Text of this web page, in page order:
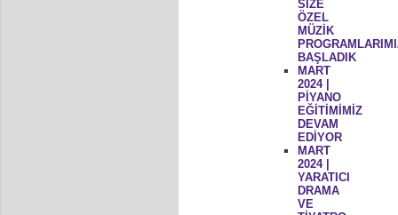
SİZE
ÖZEL
MÜZİK
BAŞLADIK
MART
2024 |
PİYANO
EĞİTİMİMİZ
DEVAM
EDİYOR
MART
2024 |
YARATICI
DRAMA
VE